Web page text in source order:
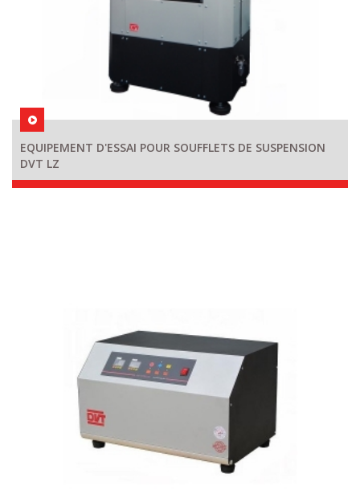
EQUIPEMENT D'ESSAI POUR SOUFFLETS DE SUSPENSION
DVT LZ